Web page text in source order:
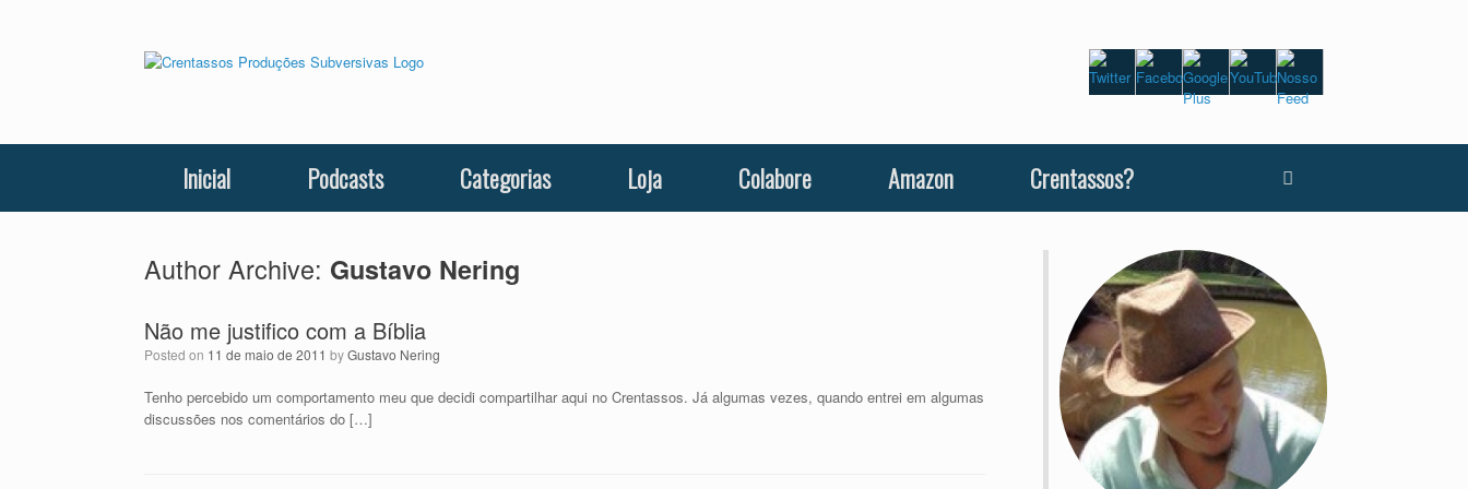
Inicial Podcasts Categorias Loja Colabore Amazon Crentassos?
Author Archive: Gustavo Nering
Não me justifico com a Bíblia
Posted on 11 de maio de 2011 byGustavo Nering
Tenho percebido um comportamento meu que decidi compartilhar aqui no Crentassos. Já algumas vezes, quando entrei em algumas
discussões nos comentários do […]